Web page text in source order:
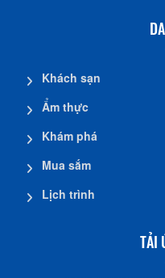
Khách sạn
Ẩm thực
Khám phá
Mua sắm
Lịch trình
TẢI